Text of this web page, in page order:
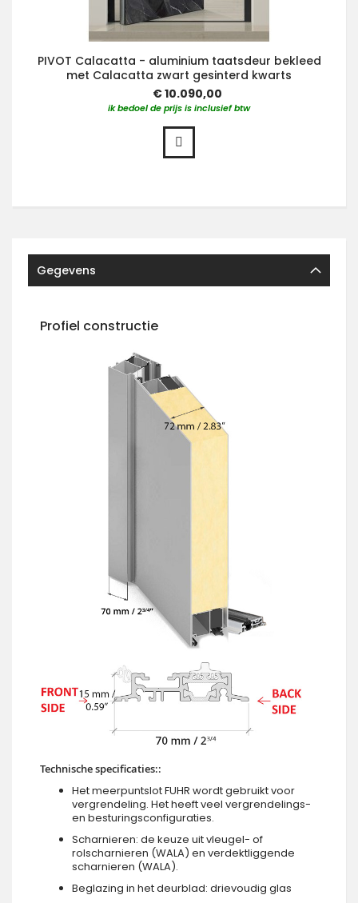
PIVOT Calacatta - aluminium taatsdeur bekleed
met Calacatta zwart gesinterd kwarts
€ 10.090,00
ik bedoel de prijs is inclusief btw
Gegevens